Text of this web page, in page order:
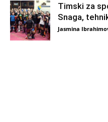
Timski za
Snaga,
Jasmina